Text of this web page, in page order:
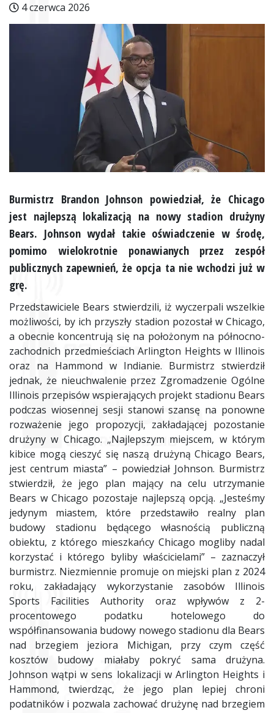
4 czerwca 2026
Burmistrz Brandon Johnson powiedział, że Chicago
jest najlepszą lokalizacją na nowy stadion drużyny
Bears. Johnson wydał takie oświadczenie w środę,
pomimo wielokrotnie ponawianych przez zespół
publicznych zapewnień, że opcja ta nie wchodzi już w
grę.
Przedstawiciele Bears stwierdzili, iż wyczerpali wszelkie
możliwości, by ich przyszły stadion pozostał w Chicago,
a obecnie koncentrują się na położonym na północno-
zachodnich przedmieściach Arlington Heights w Illinois
oraz na Hammond w Indianie. Burmistrz stwierdził
jednak, że nieuchwalenie przez Zgromadzenie Ogólne
Illinois przepisów wspierających projekt stadionu Bears
podczas wiosennej sesji stanowi szansę na ponowne
rozważenie jego propozycji, zakładającej pozostanie
drużyny w Chicago. „Najlepszym miejscem, w którym
kibice mogą cieszyć się naszą drużyną Chicago Bears,
jest centrum miasta” – powiedział Johnson. Burmistrz
stwierdził, że jego plan mający na celu utrzymanie
Bears w Chicago pozostaje najlepszą opcją. „Jesteśmy
jedynym miastem, które przedstawiło realny plan
budowy stadionu będącego własnością publiczną
obiektu, z którego mieszkańcy Chicago mogliby nadal
korzystać i którego byliby właścicielami” – zaznaczył
burmistrz. Niezmiennie promuje on miejski plan z 2024
roku, zakładający wykorzystanie zasobów Illinois
Sports Facilities Authority oraz wpływów z 2-
procentowego podatku hotelowego do
współfinansowania budowy nowego stadionu dla Bears
nad brzegiem jeziora Michigan, przy czym część
kosztów budowy miałaby pokryć sama drużyna.
Johnson wątpi w sens lokalizacji w Arlington Heights i
Hammond, twierdząc, że jego plan lepiej chroni
podatników i pozwala zachować drużynę nad brzegiem